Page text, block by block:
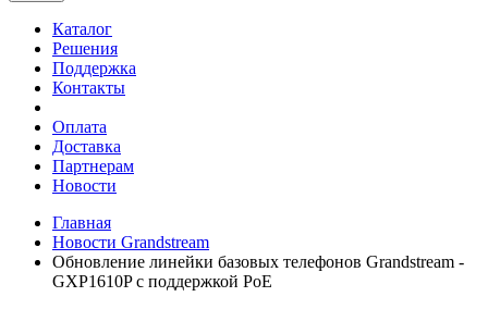
Каталог
Решения
Поддержка
Контакты
Оплата
Доставка
Партнерам
Новости
Главная
Новости Grandstream
Обновление линейки базовых телефонов Grandstream -
GXP1610P с поддержкой PoE